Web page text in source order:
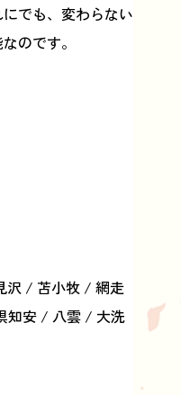
でも、変わらない
のです。
沢 / 苫小牧 / 網走
知安 / 八雲 / 大洗